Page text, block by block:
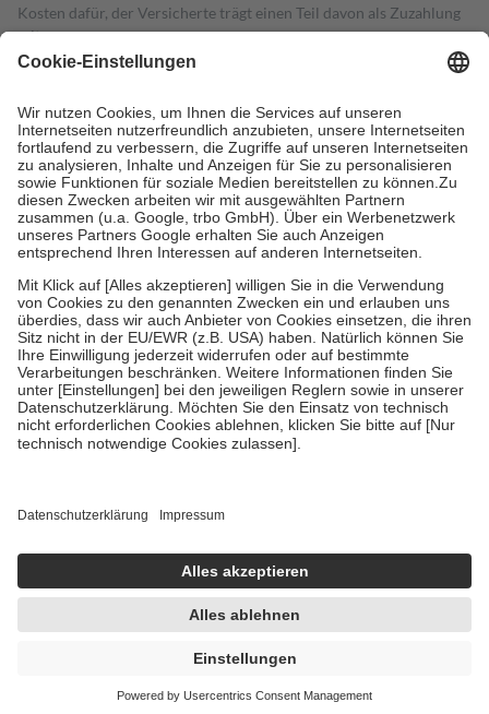
Kosten dafür, der Versicherte trägt einen Teil davon als Zuzahlung
mit.
Grundsätzlich leisten Mitglieder Zuzahlungen in Höhe von zehn
höchstens zehn Euro.
Es sind jedoch nie mehr als die tatsächlichen
Kosten der Leistung zu entrichten.
Diese Regeln gelten grundsätzlich auch für Online-Apotheken.
Bei Heilmitteln und häuslicher Krankenpflege beträgt die
Zuzahlung zehn Prozent der Kosten sowie zehn Euro je
Verordnung.
Um das Engagement der Versicherten für ihre eigene Gesundheit zu
stärken und die besondere Stellung der Familie zu unterstützen,
fallenkeine Zuzahlungenan bei:
• Kindern und Jugendlichen bis zum vollendeten 18. Lebensjahr
mit Ausnahme der Fahrkosten
• Untersuchungen zur Vorsorge und Früherkennung, die von der
GKV getragen werden
• empfohlenen Schutzimpfungen
• Harn- und Blutteststreifen
getroffen, um sicherzustellen, dass es sich um echte Bewertungen
https://help.etrusted.com/hc/de/articles/4419944605341
Einige Bilder und Inhalte wurden unter Zuhilfenahme künstlicher